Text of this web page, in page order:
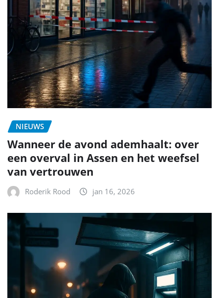
NIEUWS
Wanneer de avond ademhaalt: over
een overval in Assen en het weefsel
van vertrouwen
Roderik Rood jan 16, 2026